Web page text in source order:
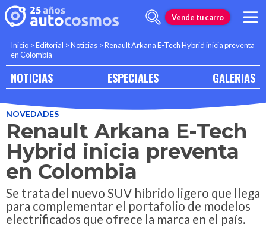
Vende tu carro
Inicio >Editorial >Noticias >Renault Arkana E-Tech Hybrid inicia preventa
en Colombia
NOTICIAS ESPECIALES GALERIAS
NOVEDADES
Renault Arkana E-Tech
Hybrid inicia preventa
en Colombia
Se trata del nuevo SUV híbrido ligero que llega
para complementar el portafolio de modelos
electrificados que ofrece la marca en el país.